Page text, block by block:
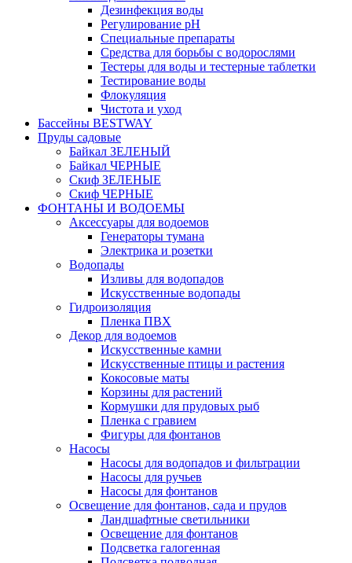
Дезинфекция воды
Регулирование pH
Специальные препараты
Средства для борьбы с водорослями
Тестеры для воды и тестерные таблетки
Тестирование воды
Флокуляция
Чистота и уход
Бассейны BESTWAY
Пруды садовые
Байкал ЗЕЛЕНЫЙ
Байкал ЧЕРНЫЕ
Скиф ЗЕЛЕНЫЕ
Скиф ЧЕРНЫЕ
ФОНТАНЫ И ВОДОЕМЫ
Аксессуары для водоемов
Генераторы тумана
Электрика и розетки
Водопады
Изливы для водопадов
Искусственные водопады
Гидроизоляция
Пленка ПВХ
Декор для водоемов
Искусственные камни
Искусственные птицы и растения
Кокосовые маты
Корзины для растений
Кормушки для прудовых рыб
Пленка с гравием
Фигуры для фонтанов
Насосы
Насосы для водопадов и фильтрации
Насосы для ручьев
Насосы для фонтанов
Освещение для фонтанов, сада и прудов
Ландшафтные светильники
Освещение для фонтанов
Подсветка галогенная